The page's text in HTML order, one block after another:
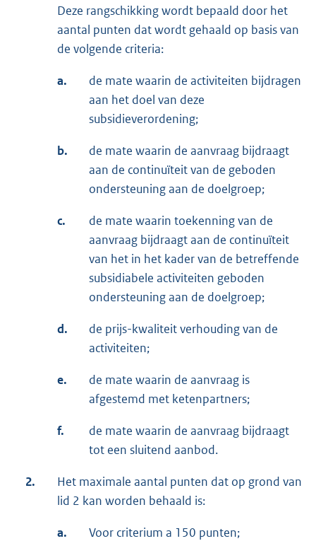
Deze rangschikking wordt bepaald door het
aantal punten dat wordt gehaald op basis van
de volgende criteria:
a.
de mate waarin de activiteiten bijdragen
aan het doel van deze
subsidieverordening;
b.
de mate waarin de aanvraag bijdraagt
aan de continuïteit van de geboden
ondersteuning aan de doelgroep;
c.
de mate waarin toekenning van de
aanvraag bijdraagt aan de continuïteit
van het in het kader van de betreffende
subsidiabele activiteiten geboden
ondersteuning aan de doelgroep;
d.
de prijs-kwaliteit verhouding van de
activiteiten;
e.
de mate waarin de aanvraag is
afgestemd met ketenpartners;
f.
de mate waarin de aanvraag bijdraagt
tot een sluitend aanbod.
2.
Het maximale aantal punten dat op grond van
lid 2 kan worden behaald is:
a. Voor criterium a 150 punten;